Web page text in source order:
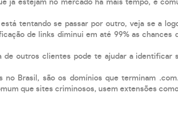
já estejam no mercado há mais tempo, é
tentando se passar por outro, veja se a
de links diminui em até 99% as
de outros clientes pode te ajudar a identificar
no Brasil, são os domínios que terminam
que sites criminosos, usem extensões